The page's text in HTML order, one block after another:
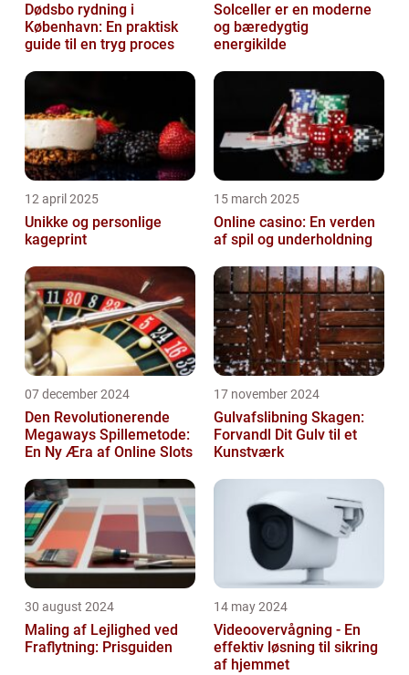
Dødsbo rydning i
København: En praktisk
guide til en tryg proces
Solceller er en moderne
og bæredygtig
energikilde
12 april 2025
Unikke og personlige
kageprint
15 march 2025
Online casino: En verden
af spil og underholdning
07 december 2024
Den Revolutionerende
Megaways Spillemetode:
En Ny Æra af Online Slots
17 november 2024
Gulvafslibning Skagen:
Forvandl Dit Gulv til et
Kunstværk
30 august 2024
Maling af Lejlighed ved
Fraflytning: Prisguiden
14 may 2024
Videoovervågning - En
effektiv løsning til sikring
af hjemmet